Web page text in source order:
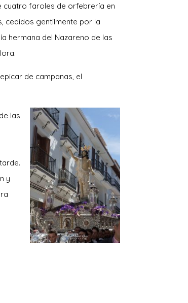
cuatro faroles de orfebrería en
cedidos gentilmente por la
hermana del Nazareno de las
de campanas, el
las
y